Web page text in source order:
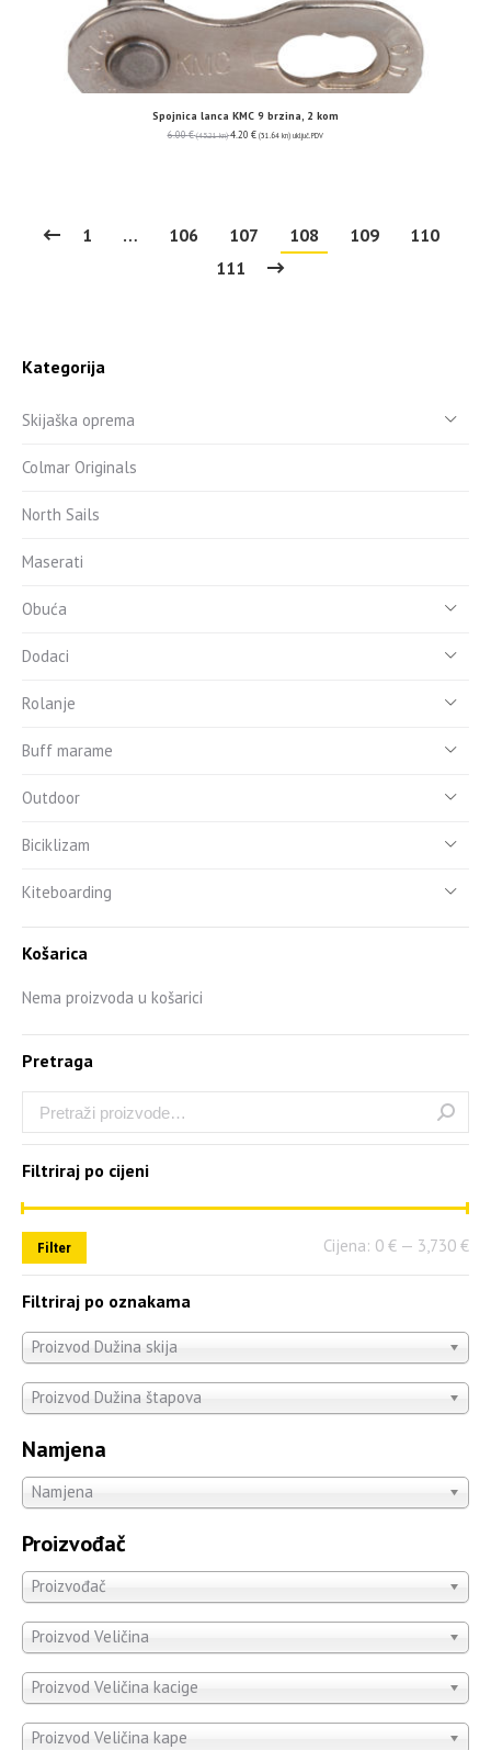
Spojnica lanca KMC 9 brzina, 2 kom
6.00€ (45.21 kn) 4.20 € (31.64 kn) uključ. PDV
1 … 106 107 108 109
110
111
Kategorija
Skijaška oprema
Colmar Originals
North Sails
Maserati
Obuća
Dodaci
Rolanje
Buff marame
Outdoor
Biciklizam
Kiteboarding
Košarica
Nema proizvoda u košarici
Pretraga
Filtriraj po cijeni
Filter Cijena: 0 € — 3,730 €
Filtriraj po oznakama
Proizvod Dužina skija
Proizvod Dužina štapova
Namjena
Namjena
Proizvođač
Proizvođač
Proizvod Veličina
Proizvod Veličina kacige
Proizvod Veličina kape